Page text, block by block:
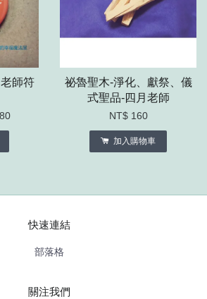
師符
祕魯聖木-淨化、獻祭、儀
式聖品-四月老師
NT$ 160
加入購物車
快速連結
部落格
關注我們